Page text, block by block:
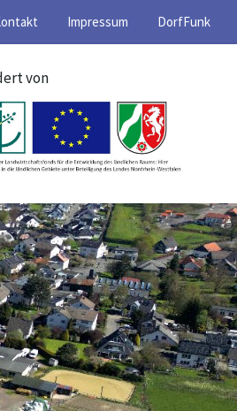
Impressum DorfFunk
von